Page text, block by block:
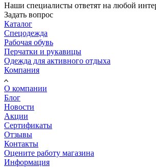
Наши специалисты ответят на любой
Задать вопрос
Каталог
Спецодежда
Рабочая обувь
Перчатки и рукавицы
Одежда для активного отдыха
Компания
О компании
Блог
Новости
Акции
Сертификаты
Отзывы
Контакты
Оцените работу магазина
Информация